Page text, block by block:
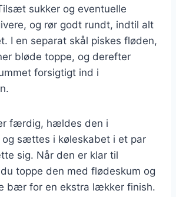
sukker og eventuelle
og rør godt rundt, indtil alt
I en separat skål piskes fløden,
bløde toppe, og derefter
forsigtigt ind i
færdig, hældes den i
og sættes i køleskabet i et par
sig. Når den er klar til
toppe den med flødeskum og
bær for en ekstra lækker finish.